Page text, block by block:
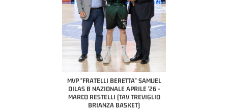
MVP "FRATELLI BERETTA" SAMUEL
DILAS B NAZIONALE APRILE '26 -
MARCO RESTELLI (TAV TREVIGLIO
BRIANZA BASKET)